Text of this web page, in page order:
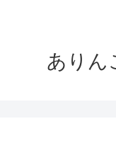
ありん